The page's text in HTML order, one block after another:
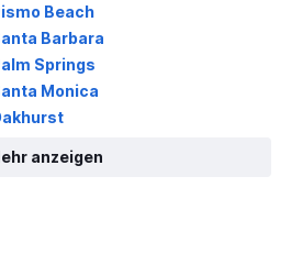
Beach
Barbara
Springs
Monica
anzeigen